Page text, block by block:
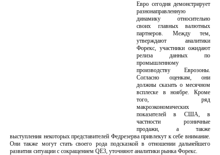
Евро сегодня демонстрирует
разнонаправленную
динамику относительно
своих главных валютных
партнеров. Между тем,
утверждают аналитики
Форекс, участники ожидают
релиза данных по
промышленному
производству Еврозоны.
Согласно оценкам, они
должны сказать о месячном
всплеске в ноябре. Кроме
того, ряд
макроэкономических
показателей в США, в
частности розничные
продажи, а также
выступления некоторых представителей Федрезерва привлекут к себе внимание.
Они также могут стать своего рода подсказкой в отношении дальнейшего
развития ситуации с сокращением QE3, уточняют аналитики рынка Форекс.